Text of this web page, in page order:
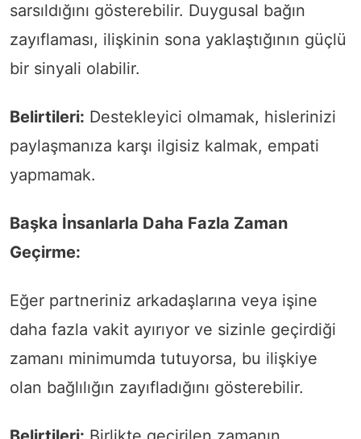
sarsıldığını gösterebilir. Duygusal bağın
zayıflaması, ilişkinin sona yaklaştığının güçlü
bir sinyali olabilir.
Belirtileri: Destekleyici olmamak, hislerinizi
paylaşmanıza karşı ilgisiz kalmak, empati
yapmamak.
Başka İnsanlarla Daha Fazla Zaman
Geçirme:
Eğer partneriniz arkadaşlarına veya işine
daha fazla vakit ayırıyor ve sizinle geçirdiği
zamanı minimumda tutuyorsa, bu ilişkiye
olan bağlılığın zayıfladığını gösterebilir.